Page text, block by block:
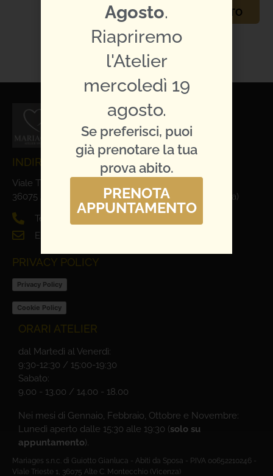
APPUNTAMENTO
TI PIACE L'ABITO?
CONDIVIDILO:
INDIRIZZO E CONTATTI
Viale Trieste, 1
36075 Alte Ceccato di Montecchio Maggiore (Vicenza)
Tel. 0444 698321
Email: info@mariages.it
PRIVACY POLICY
Privacy Policy
Cookie Policy
ORARI ATELIER
dal Martedì al Venerdì:
9:30-12:30 / 15:00-19:30
Sabato:
9.00 - 13.00 / 14.00 - 18.00
Nei mesi di Gennaio, Febbraio, Ottobre e Novembre:
Lunedì aperto dalle 15:30 alle 19:30 (solo su
appuntamento).
Mariages s.n.c. di Guiotto Gianluca - Abiti da Sposa - P.IVA 00652210246 -
Viale Trieste 1, 36075 Alte C. Montecchio (Vicenza)
Agosto.
Riapriremo
l'Atelier
mercoledì 19
agosto.
Se preferisci, puoi
già prenotare la tua
prova abito.
PRENOTA
APPUNTAMENTO